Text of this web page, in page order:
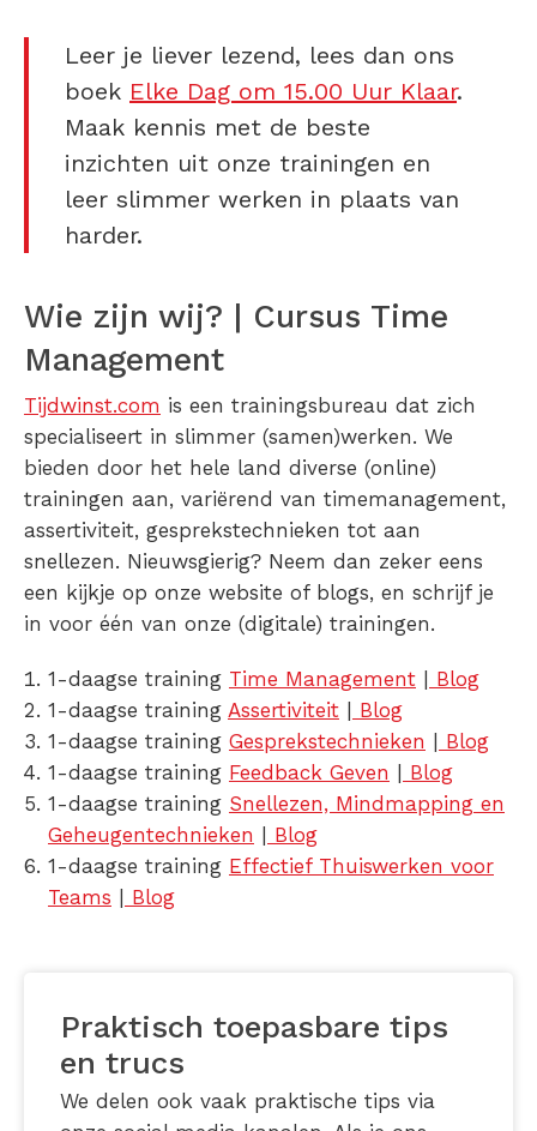
Leer je liever lezend, lees dan ons
boek Elke Dag om 15.00 Uur Klaar.
Maak kennis met de beste
inzichten uit onze trainingen en
leer slimmer werken in plaats van
harder.
Wie zijn wij? | Cursus Time
Management
Tijdwinst.com is een trainingsbureau dat zich
specialiseert in slimmer (samen)werken. We
bieden door het hele land diverse (online)
trainingen aan, variërend van timemanagement,
assertiviteit, gesprekstechnieken tot aan
snellezen. Nieuwsgierig? Neem dan zeker eens
een kijkje op onze website of blogs, en schrijf je
in voor één van onze (digitale) trainingen.
1-daagse training Time Management | Blog
1-daagse training Assertiviteit | Blog
1-daagse training Gesprekstechnieken | Blog
1-daagse training Feedback Geven | Blog
1-daagse training Snellezen, Mindmapping en
Geheugentechnieken | Blog
1-daagse training Effectief Thuiswerken voor
Teams | Blog
Praktisch toepasbare tips
en trucs
We delen ook vaak praktische tips via